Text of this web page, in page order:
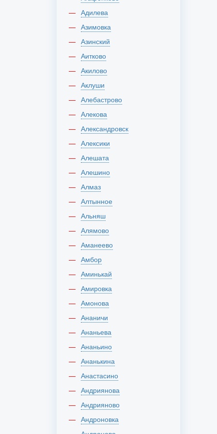
Адилева
Азимовка
Азинский
Аитково
Акилово
Аклуши
Алебастрово
Алекова
Александровск
Алексики
Алешата
Алешино
Алмаз
Алтынное
Альняш
Алямово
Аманеево
Амбор
Аминькай
Амировка
Амонова
Ананичи
Ананьева
Ананьино
Ананькина
Анастасино
Андриянова
Андрияново
Андроновка